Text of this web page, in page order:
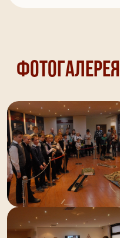
Фотогалерея